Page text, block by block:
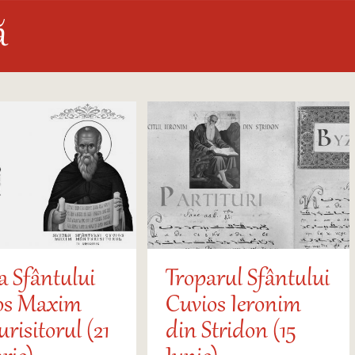
Sfântului
Maxim
(21
Troparul Sfântului
Cuvios Ieronim
din Stridon (15